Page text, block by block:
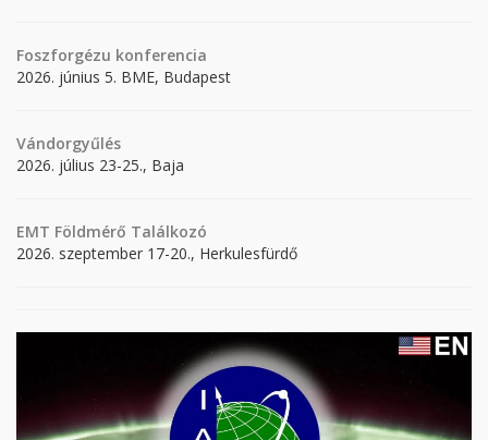
Foszforgézu konferencia
2026. június 5. BME, Budapest
Vándorgyűlés
2026. július 23-25., Baja
EMT Földmérő Találkozó
2026. szeptember 17-20., Herkulesfürdő